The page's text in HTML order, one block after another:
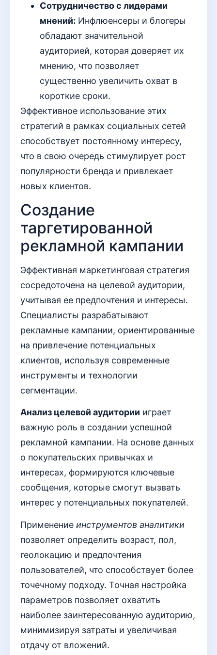
Сотрудничество с лидерами
мнений: Инфлюенсеры и блогеры
обладают значительной
аудиторией, которая доверяет их
мнению, что позволяет
существенно увеличить охват в
короткие сроки.
Эффективное использование этих
стратегий в рамках социальных сетей
способствует постоянному интересу,
что в свою очередь стимулирует рост
популярности бренда и привлекает
новых клиентов.
Создание
таргетированной
рекламной кампании
Эффективная маркетинговая стратегия
сосредоточена на целевой аудитории,
учитывая ее предпочтения и интересы.
Специалисты разрабатывают
рекламные кампании, ориентированные
на привлечение потенциальных
клиентов, используя современные
инструменты и технологии
сегментации.
Анализ целевой аудитории играет
важную роль в создании успешной
рекламной кампании. На основе данных
о покупательских привычках и
интересах, формируются ключевые
сообщения, которые смогут вызвать
интерес у потенциальных покупателей.
Применение инструментов аналитики
позволяет определить возраст, пол,
геолокацию и предпочтения
пользователей, что способствует более
точечному подходу. Точная настройка
параметров позволяет охватить
наиболее заинтересованную аудиторию,
минимизируя затраты и увеличивая
отдачу от вложений.